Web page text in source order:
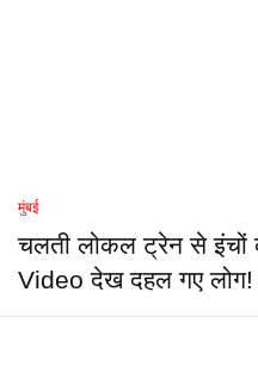
मुंबई
चलती लोकल ट्रेन से इंचों
Video देख दहल गए लोग!